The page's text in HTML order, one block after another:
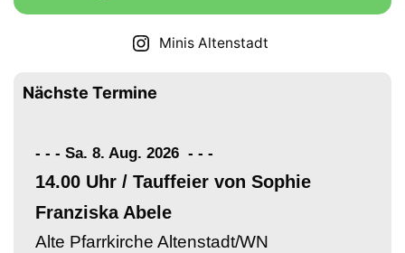
Minis Altenstadt
Nächste Termine
- - - Sa. 8. Aug. 2026 - - -
14.00 Uhr / Tauffeier von Sophie
Franziska Abele
Alte Pfarrkirche Altenstadt/WN